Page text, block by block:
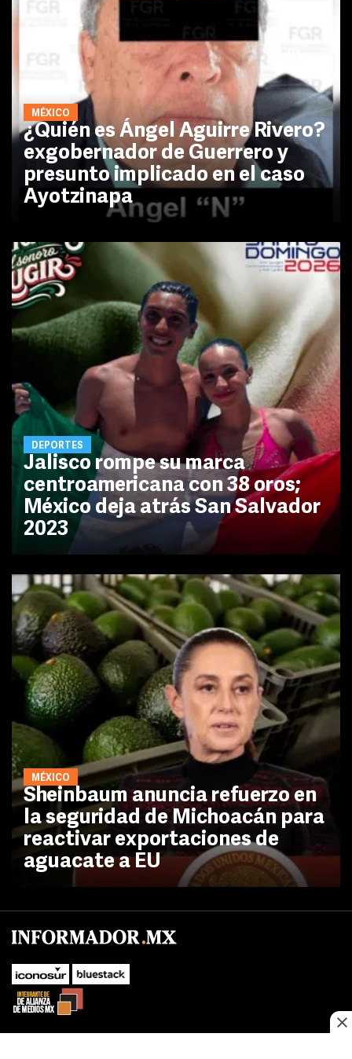
MÉXICO
¿Quién es Ángel Aguirre Rivero?
exgobernador de Guerrero y
presunto implicado en el caso
Ayotzinapa
DEPORTES
Jalisco rompe su marca
centroamericana con 38 oros;
México deja atrás San Salvador
2023
MÉXICO
Sheinbaum anuncia refuerzo en
la seguridad de Michoacán para
reactivar exportaciones de
aguacate a EU